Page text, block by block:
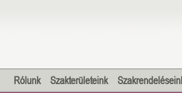
Rólunk Szakterületeink